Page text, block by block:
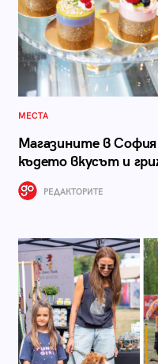
МЕСТА
Магазините в
където вкусът и
РЕДАКТОРИТЕ